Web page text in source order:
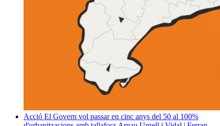
Acció El Govern vol passar en cinc anys del 50 al 100%